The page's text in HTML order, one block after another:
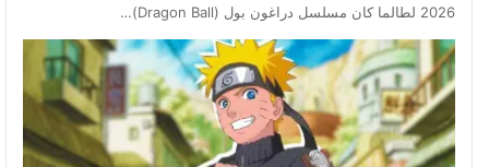
2026 لطالما كان مسلسل دراغون بول (Dragon Ball)…